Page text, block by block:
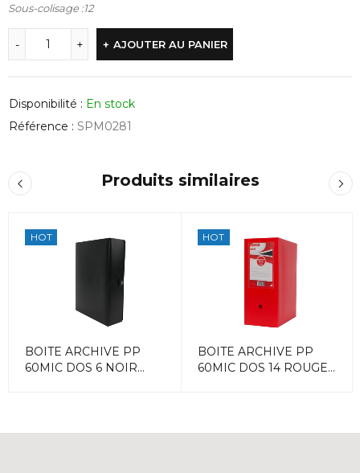
Sous-colisage :12
AJOUTER AU PANIER
Disponibilité : En stock
Référence : SPM0281
Produits similaires
HOT
BOITE ARCHIVE PP
60MIC DOS 6 NOIR
HOT
BOITE ARCHIVE PP
60MIC DOS 14 ROUGE